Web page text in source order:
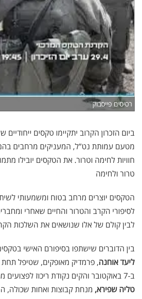
רסיסים פייסבוק
ביום הזכרון הקרוב יתקיימו טקסים ייחודיים
מטעם עמותת נט”ל, המעניקים מרחבים
חוויות לחימה וטרור. את הטקסים יובילו
טרור ולחימה
הטקסים יוצרים מרחב בטוח ומשמעותי
לסיפורי הקרב והטרור והחיים שאחרי
לבין קולם של אלו שנושאים את השלכות
בין הדוברים שישתפו בסיפורם האישי
ליעד אוחנה, פרמדיק מאופקים, שטיפל
ב-7 באוקטובר והקים נקודת ריכוז לפצועים מתוך שדה הקרב עצמו.
טליה שפירא, מנחת קבוצות ואחות